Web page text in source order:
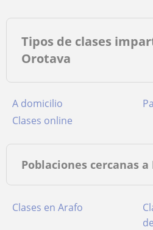
Tipos de clases
Orotava
a domicilio
clases online
Poblaciones cercanas a
Clases en Arafo